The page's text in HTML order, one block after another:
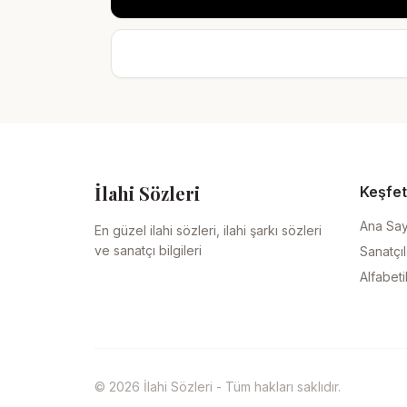
İlahi Sözleri
En güzel ilahi sözleri, ilahi şarkı sözleri
ve sanatçı bilgileri
Keşfet
Ana
© 2026 İlahi Sözleri - Tüm hakları saklıdır.